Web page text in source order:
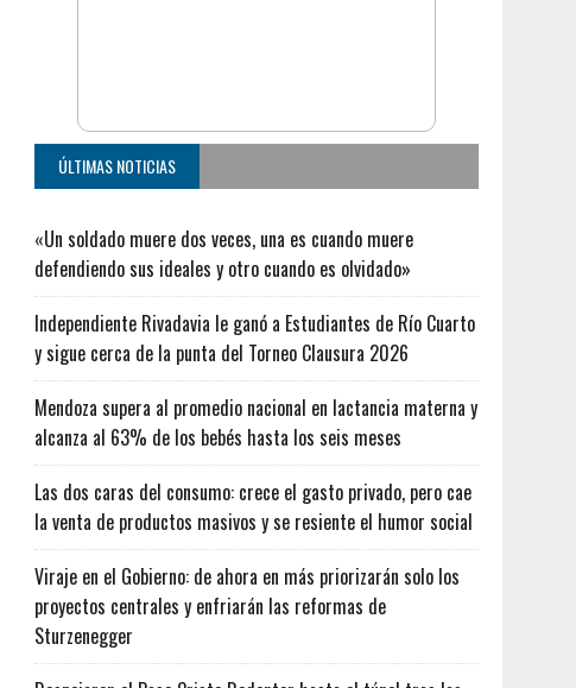
ÚLTIMAS NOTICIAS
«Un soldado muere dos veces, una es cuando muere
defendiendo sus ideales y otro cuando es olvidado»
Independiente Rivadavia le ganó a Estudiantes de Río Cuarto
y sigue cerca de la punta del Torneo Clausura 2026
Mendoza supera al promedio nacional en lactancia materna y
alcanza al 63% de los bebés hasta los seis meses
Las dos caras del consumo: crece el gasto privado, pero cae
la venta de productos masivos y se resiente el humor social
Viraje en el Gobierno: de ahora en más priorizarán solo los
proyectos centrales y enfriarán las reformas de
Sturzenegger